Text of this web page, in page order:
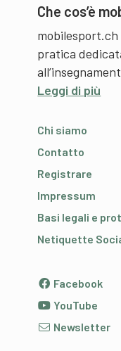
Che cos’è
pratica
Leggi di più
Chi siamo
Contatto
Registrare
Impressum
Basi legali e
Netiquette
Facebook
YouTube
Newsletter